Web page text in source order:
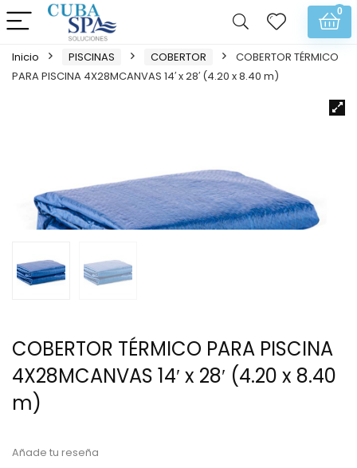
0
Inicio PISCINAS COBERTOR
COBERTOR TÉRMICO
PARA PISCINA 4X28MCANVAS 14′ x 28′ (4.20 x 8.40 m)
COBERTOR TÉRMICO PARA PISCINA
4X28MCANVAS 14′ x 28′ (4.20 x 8.40
m)
Añade tu reseña